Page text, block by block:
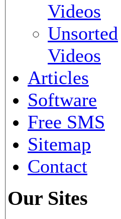
Videos
Unsorted
Videos
Articles
Software
Free SMS
Sitemap
Contact
Our Sites